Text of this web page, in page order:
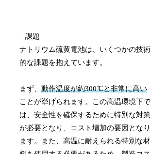
– 課題
ナトリウム硫黄電池は、いくつかの技術
的な課題を抱えています。
まず、動作温度が約300℃と非常に高い
ことが挙げられます。この高温環境下で
は、安全性を確保するために特別な対策
が必要となり、コスト増加の要因となり
ます。また、高温に耐えられる特別な材